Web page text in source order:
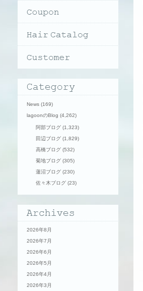
News (169)
lagoonのBlog (4,262)
阿部ブログ (1,323)
田辺ブログ (1,829)
高橋ブログ (532)
菊地ブログ (305)
蓮沼ブログ (230)
佐々木ブログ (23)
2026年8月
2026年7月
2026年6月
2026年5月
2026年4月
2026年3月